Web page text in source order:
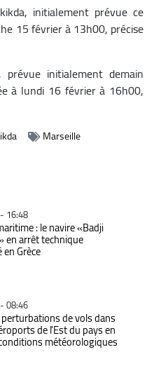
initialement prévue ce
15 février à 13h00, précise
prévue initialement demain
à lundi 16 février à 16h00,
Marseille
16:48
: le navire «Badji
en arrêt technique
Grèce
08:46
de vols dans
de l'Est du pays en
météorologiques